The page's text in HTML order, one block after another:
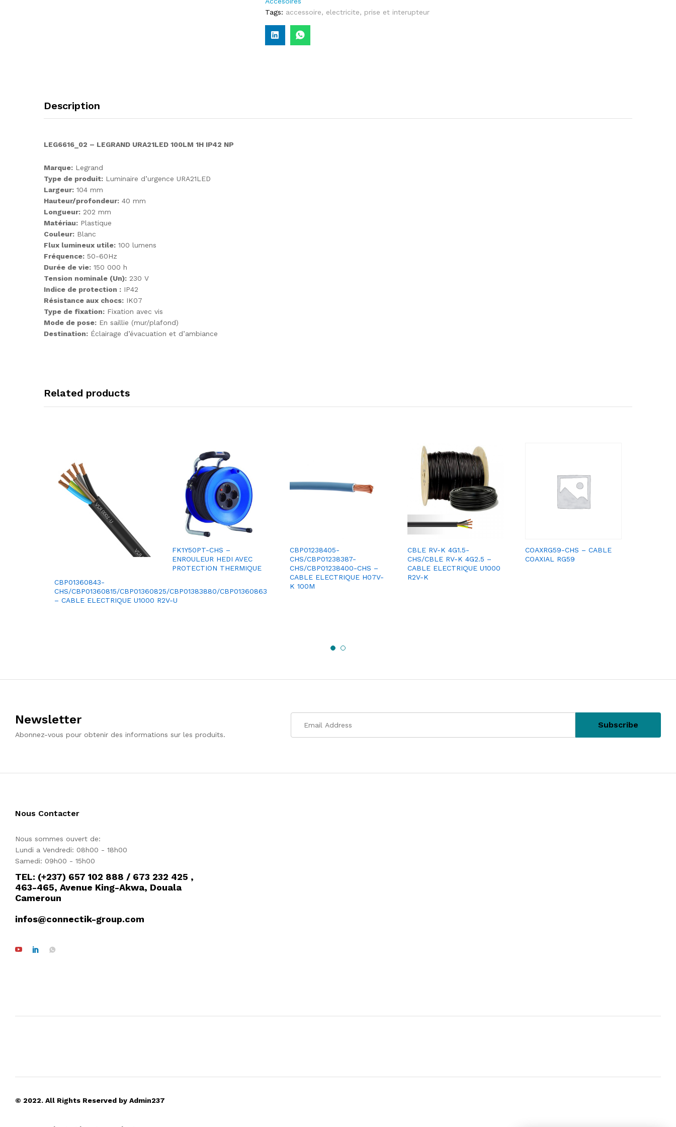
Tags: accessoire, electricite, prise et interupteur
Description
LEG6616_02 – LEGRAND URA21LED 100LM 1H IP42 NP
Marque: Legrand
Type de produit: Luminaire d’urgence URA21LED
Largeur: 104 mm
Hauteur/profondeur: 40 mm
Longueur: 202 mm
Matériau: Plastique
Couleur: Blanc
Flux lumineux utile: 100 lumens
Fréquence: 50-60Hz
Durée de vie: 150 000 h
Tension nominale (Un): 230 V
Indice de protection : IP42
Résistance aux chocs: IK07
Type de fixation: Fixation avec vis
Mode de pose: En saillie (mur/plafond)
Destination: Éclairage d’évacuation et d’ambiance
Related products
CBP01360843-
CHS/CBP01360815/CBP01360825/CBP01383880/CBP01360863
– CABLE ELECTRIQUE U1000 R2V-U
FK1Y50PT-CHS –
ENROULEUR HEDI AVEC
PROTECTION THERMIQUE
CBP01238405-
CHS/CBP01238387-
CHS/CBP01238400-CHS –
CABLE ELECTRIQUE H07V-
K 100M
CBLE RV-K 4G1.5-
CHS/CBLE RV-K 4G2.5 –
CABLE ELECTRIQUE U1000
R2V-K
COAXRG59-CHS – CABLE
COAXIAL RG59
Newsletter
Abonnez-vous pour obtenir des informations sur les produits.
Nous Contacter
Nous sommes ouvert de:
Lundi a Vendredi: 08h00 - 18h00
Samedi: 09h00 - 15h00
TEL: (+237) 657 102 888 / 673 232 425 ,
463-465, Avenue King-Akwa, Douala
Cameroun
infos@connectik-group.com
© 2022. All Rights Reserved by Admin237